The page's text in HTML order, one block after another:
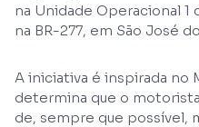
na Unidade Operacional 1
na BR-277, em São José
A iniciativa é inspirada no
determina que o
de, sempre que possível,